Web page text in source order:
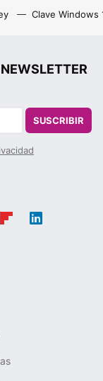
Clave Windows
SUSCRIBIR